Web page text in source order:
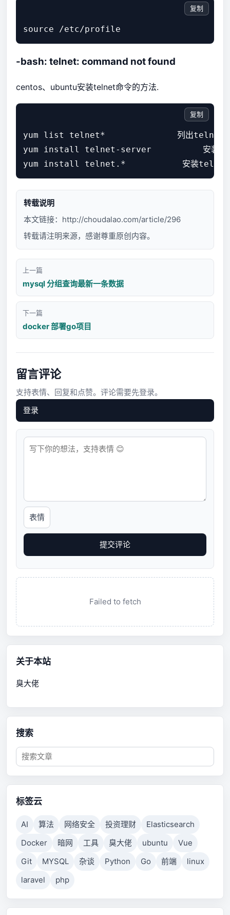
复制
-bash: telnet: command not found
centos、ubuntu安装telnet命令的方法.
yum list telnet*              列出telnet相关
yum install telnet-server          安装
复制
转载说明
本文链接： http://choudalao.com/article/296
转载请注明来源，感谢尊重原创内容。
上一篇
mysql 分组查询最新一条数据
下一篇
docker 部署go项目
留言评论
支持表情、回复和点赞。评论需要先登录。
登录
表情
提交评论
Failed to fetch
关于本站
臭大佬
搜索
标签云
AI 算法 网络安全 投资理财
Elasticsearch
Docker
暗网 工具 臭大佬 ubuntu
Vue
Git
MYSQL 杂谈 Python Go 前端
linux
laravel
php